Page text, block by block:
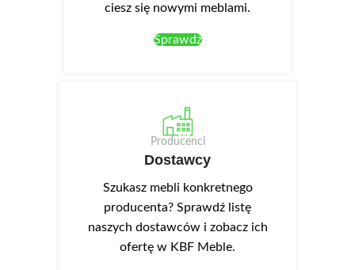
ciesz się nowymi meblami.
Sprawdź
Producenci
Dostawcy
Szukasz mebli konkretnego
producenta? Sprawdź listę
naszych dostawców i zobacz ich
ofertę w KBF Meble.